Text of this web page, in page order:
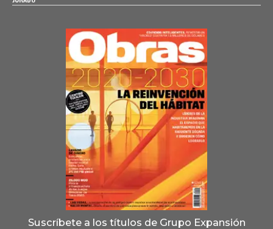
Suscríbete a los títulos de Grupo Expansión